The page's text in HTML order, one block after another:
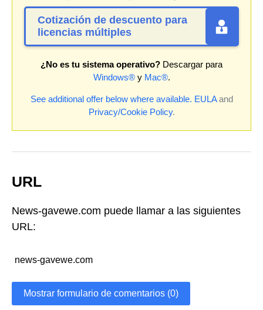
Cotización de descuento para
licencias múltiples
¿No es tu sistema operativo? Descargar para
Windows®y Mac®.
See additional offer below where available. EULAand
Privacy/Cookie Policy.
URL
News-gavewe.com puede llamar a las siguientes
URL:
news-gavewe.com
Mostrar formulario de comentarios (0)